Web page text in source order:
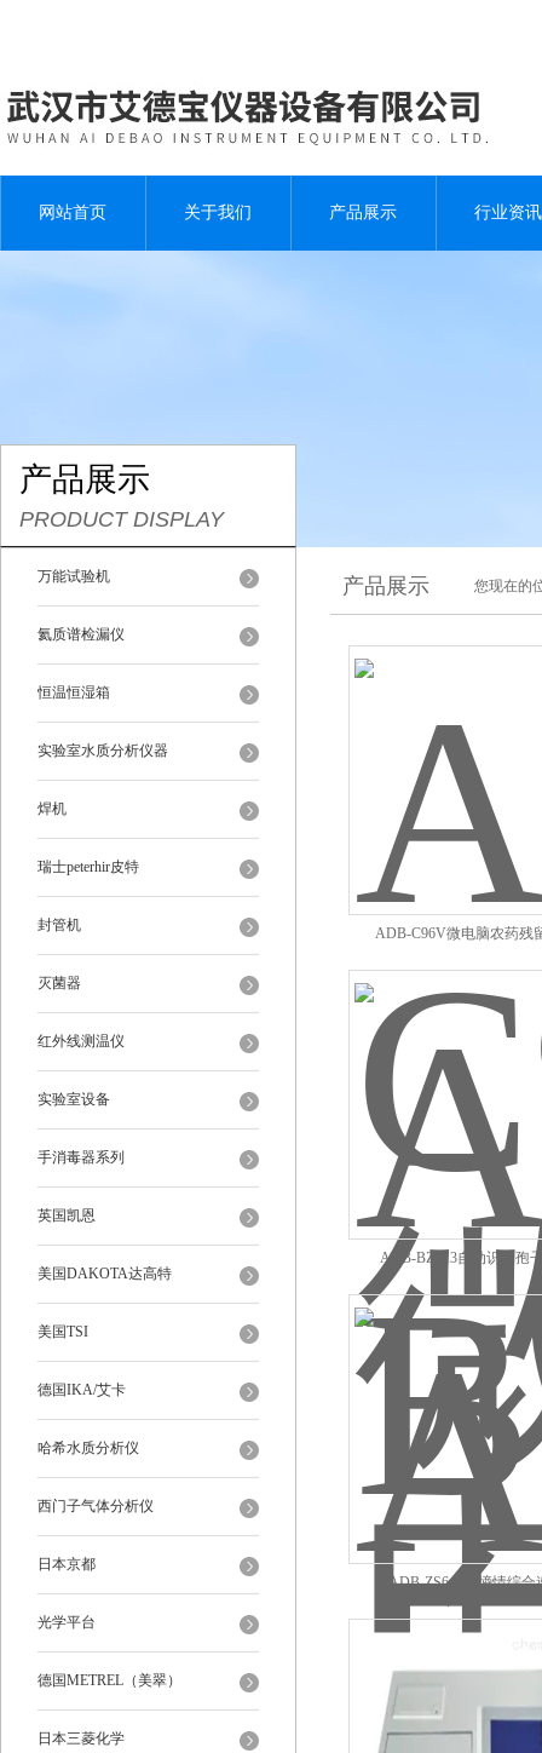
网站首页 关于我们 产品展示 行业资讯
产品展示
PRODUCT DISPLAY
万能试验机
氦质谱检漏仪
恒温恒湿箱
实验室水质分析仪器
焊机
瑞士peterhir皮特
封管机
灭菌器
红外线测温仪
实验室设备
手消毒器系列
英国凯恩
美国DAKOTA达高特
美国TSI
德国IKA/艾卡
哈希水质分析仪
西门子气体分析仪
日本京都
光学平台
德国METREL（美翠）
日本三菱化学
产品展示 您现在的
ADB-C96V微电脑农药残
ADB-BZS13自动识别孢
ADB-ZS6土壤墒情综合